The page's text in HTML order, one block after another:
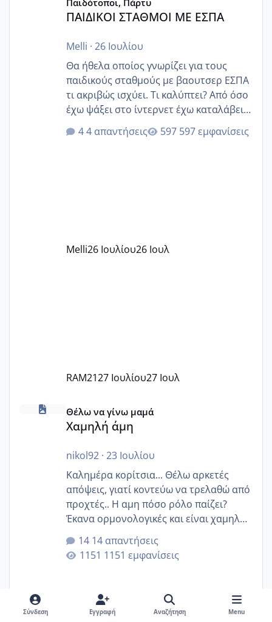
Παιδότοποι, Πάρτυ
ΠΑΙΔΙΚΟΙ ΣΤΑΘΜΟΙ ΜΕ ΕΣΠΑ
Melli · 26 Ιουλίου
Θα ήθελα οποίος γνωρίζει για τους
παιδικούς σταθμούς με βαουτσερ ΕΣΠΑ
τι ακριβώς ισχύει. Τι καλύπτει? Από όσο
έχω ψάξει στο ίντερνετ έχω καταλάβει
ότι το βαουτσερ καλύπτει όλα τα
δίδακτρα και τα τροφεια του ιδιωτικού
Εγώ πήγα σε έναν ιδιωτικό παιδικό στ
4 απαντήσεις 597 εμφανίσεις
Melli26 Ιουλίου26 Ιουλ
RAM2127 Ιουλίου27 Ιουλ
Χαμηλή άμη
Θέλω να γίνω μαμά
Χαμηλή άμη
nikol92· 23 Ιουλίου
Καλημέρα κορίτσια... Θέλω αρκετές
απόψεις, γιατί κοντεύω να τρελαθώ από
προχτές.. Η αμη πόσο ρόλο παίζει?
Έκανα ορμονολογικές και είναι χαμηλή
για την ηλικία μου.. Είχα ήδη μια
εγκυμοσύνη, που έπρεπε να τερματιστεί
στην 27η εβδομάδα και προσπαθώ 7
το 1,18... Είμαι 33.. Κάποια που να έμεινε
με χαμηλή άμη???
14 απαντήσεις
1151 εμφανίσεις
Σύνδεση Εγγραφή Αναζήτηση Menu